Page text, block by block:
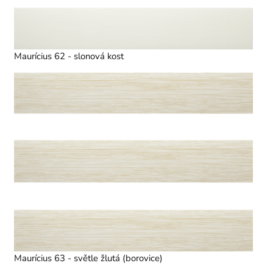
Maurícius 62 - slonová kost
Maurícius 63 - světle žlutá (borovice)